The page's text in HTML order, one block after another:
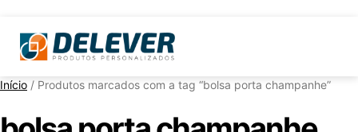
Início / Produtos marcados com a tag “bolsa porta champanhe”